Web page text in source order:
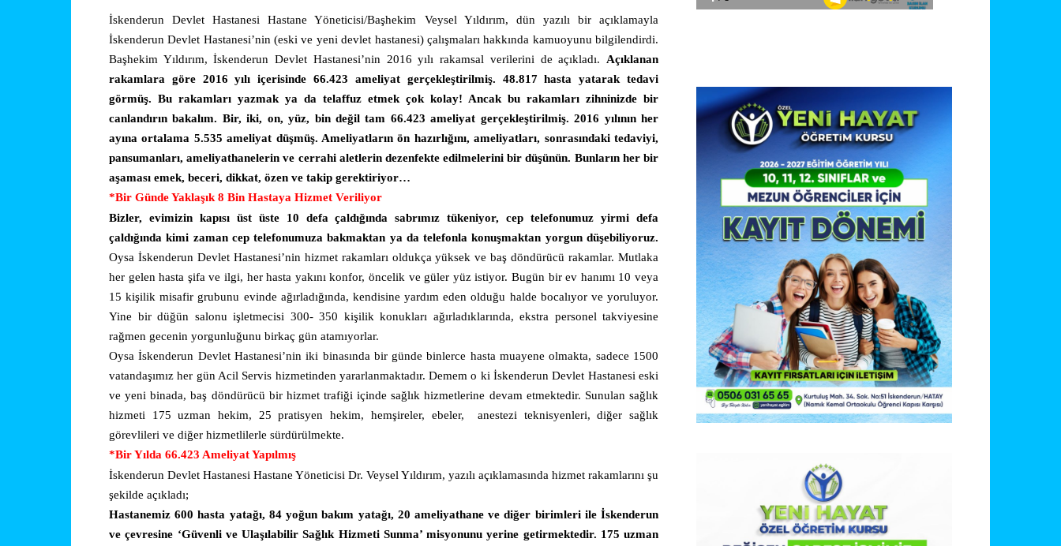
İskenderun Devlet Hastanesi Hastane Yöneticisi/Başhekim Veysel Yıldırım, dün yazılı bir açıklamayla
İskenderun Devlet Hastanesi’nin (eski ve yeni devlet hastanesi) çalışmaları hakkında kamuoyunu bilgilendirdi.
Başhekim Yıldırım, İskenderun Devlet Hastanesi’nin 2016 yılı rakamsal verilerini de açıkladı. Açıklanan
rakamlara göre 2016 yılı içerisinde 66.423 ameliyat gerçekleştirilmiş. 48.817 hasta yatarak tedavi
görmüş. Bu rakamları yazmak ya da telaffuz etmek çok kolay! Ancak bu rakamları zihninizde bir
canlandırın bakalım. Bir, iki, on, yüz, bin değil tam 66.423 ameliyat gerçekleştirilmiş. 2016 yılının her
ayına ortalama 5.535 ameliyat düşmüş. Ameliyatların ön hazırlığını, ameliyatları, sonrasındaki tedaviyi,
pansumanları, ameliyathanelerin ve cerrahi aletlerin dezenfekte edilmelerini bir düşünün. Bunların her bir
aşaması emek, beceri, dikkat, özen ve takip gerektiriyor…
*Bir Günde Yaklaşık 8 Bin Hastaya Hizmet Veriliyor
Bizler, evimizin kapısı üst üste 10 defa çaldığında sabrımız tükeniyor, cep telefonumuz yirmi defa
çaldığında kimi zaman cep telefonumuza bakmaktan ya da telefonla konuşmaktan yorgun düşebiliyoruz.
Oysa İskenderun Devlet Hastanesi’nin hizmet rakamları oldukça yüksek ve baş döndürücü rakamlar. Mutlaka
her gelen hasta şifa ve ilgi, her hasta yakını konfor, öncelik ve güler yüz istiyor. Bugün bir ev hanımı 10 veya
15 kişilik misafir grubunu evinde ağırladığında, kendisine yardım eden olduğu halde bocalıyor ve yoruluyor.
Yine bir düğün salonu işletmecisi 300- 350 kişilik konukları ağırladıklarında, ekstra personel takviyesine
rağmen gecenin yorgunluğunu birkaç gün atamıyorlar.
Oysa İskenderun Devlet Hastanesi’nin iki binasında bir günde binlerce hasta muayene olmakta, sadece 1500
vatandaşımız her gün Acil Servis hizmetinden yararlanmaktadır. Demem o ki İskenderun Devlet Hastanesi eski
ve yeni binada, baş döndürücü bir hizmet trafiği içinde sağlık hizmetlerine devam etmektedir. Sunulan sağlık
hizmeti 175 uzman hekim, 25 pratisyen hekim, hemşireler, ebeler,
anestezi teknisyenleri, diğer sağlık
görevlileri ve diğer hizmetlilerle sürdürülmekte.
*Bir Yılda 66.423 Ameliyat Yapılmış
İskenderun Devlet Hastanesi Hastane Yöneticisi Dr. Veysel Yıldırım, yazılı açıklamasında hizmet rakamlarını şu
şekilde açıkladı;
Hastanemiz 600 hasta yatağı, 84 yoğun bakım yatağı, 20 ameliyathane ve diğer birimleri ile İskenderun
ve çevresine ‘Güvenli ve Ulaşılabilir Sağlık Hizmeti Sunma’ misyonunu yerine getirmektedir. 175 uzman